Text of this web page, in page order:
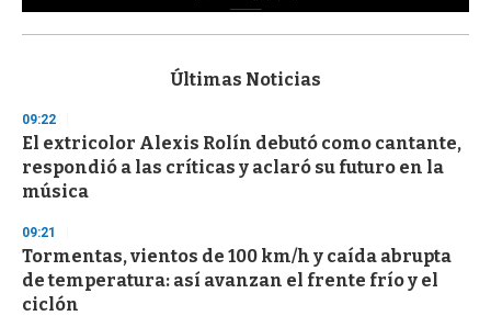
s
d
s
o
f
3
s
e
c
o
n
Últimas Noticias
09:22
El extricolor Alexis Rolín debutó como cantante,
respondió a las críticas y aclaró su futuro en la
música
09:21
Tormentas, vientos de 100 km/h y caída abrupta
de temperatura: así avanzan el frente frío y el
ciclón